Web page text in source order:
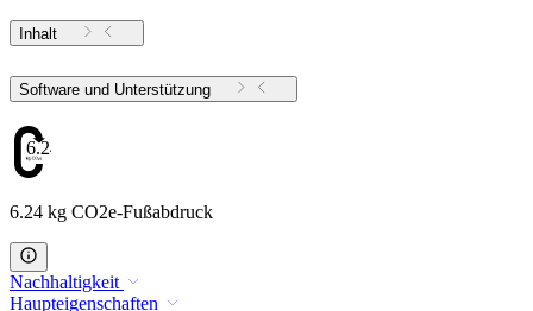
Inhalt
Software und Unterstützung
6.24
6.24 kg CO2e-Fußabdruck
Nachhaltigkeit
Haupteigenschaften